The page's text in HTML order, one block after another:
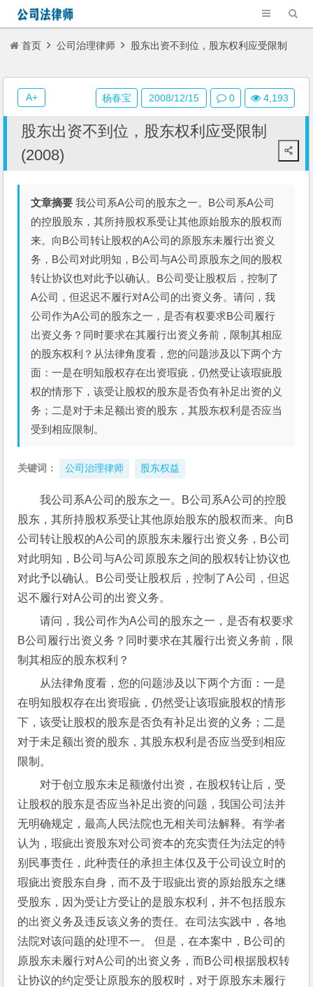
首页 公司治理律师 股东出资不到位，股东权利应受限制
(2008)
股东出资不到位，股东权利应受限制
(2008)
文章摘要 我公司系A公司的股东之一。B公司系A公司
的控股股东，其所持股权系受让其他原始股东的股权而
来。向B公司转让股权的A公司的原股东未履行出资义
务，B公司对此明知，B公司与A公司原股东之间的股权
转让协议也对此予以确认。B公司受让股权后，控制了
A公司，但迟迟不履行对A公司的出资义务。请问，我
公司作为A公司的股东之一，是否有权要求B公司履行
出资义务？同时要求在其履行出资义务前，限制其相应
的股东权利？从法律角度看，您的问题涉及以下两个方
面：一是在明知股权存在出资瑕疵，仍然受让该瑕疵股
权的情形下，该受让股权的股东是否负有补足出资的义
务；二是对于未足额出资的股东，其股东权利是否应当
受到相应限制。
关键词： 公司治理律师 股东权益
我公司系A公司的股东之一。B公司系A公司的控股
股东，其所持股权系受让其他原始股东的股权而来。向B
公司转让股权的A公司的原股东未履行出资义务，B公司
对此明知，B公司与A公司原股东之间的股权转让协议也
对此予以确认。B公司受让股权后，控制了A公司，但迟
迟不履行对A公司的出资义务。
请问，我公司作为A公司的股东之一，是否有权要求
B公司履行出资义务？同时要求在其履行出资义务前，限
制其相应的股东权利？
从法律角度看，您的问题涉及以下两个方面：一是
在明知股权存在出资瑕疵，仍然受让该瑕疵股权的情形
下，该受让股权的股东是否负有补足出资的义务；二是
对于未足额出资的股东，其股东权利是否应当受到相应
限制。
对于创立股东未足额缴付出资，在股权转让后，受
让股权的股东是否应当补足出资的问题，我国公司法并
无明确规定，最高人民法院也无相关司法解释。有学者
认为，瑕疵出资股东对公司资本的充实责任为法定的特
别民事责任，此种责任的承担主体仅及于公司设立时的
瑕疵出资股东自身，而不及于瑕疵出资的原始股东之继
受股东，因为受让方受让的是股东权利，并不包括股东
的出资义务及违反该义务的责任。在司法实践中，各地
法院对该问题的处理不一。 但是，在本案中，B公司的
原股东未履行对A公司的出资义务，而B公司根据股权转
让协议的约定受让原股东的股权时，对于原股东未履行
杨春宝 2008/12/15 0 4,193
A+